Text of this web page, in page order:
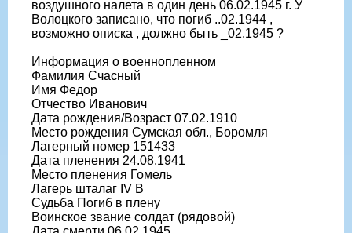
воздушного налета в один день 06.02.1945 г. У
Волоцкого записано, что погиб ..02.1944 ,
возможно описка , должно быть _02.1945 ?
Информация о военнопленном
Фамилия Счасный
Имя Федор
Отчество Иванович
Дата рождения/Возраст 07.02.1910
Место рождения Сумская обл., Боромля
Лагерный номер 151433
Дата пленения 24.08.1941
Место пленения Гомель
Лагерь шталаг IV B
Судьба Погиб в плену
Воинское звание солдат (рядовой)